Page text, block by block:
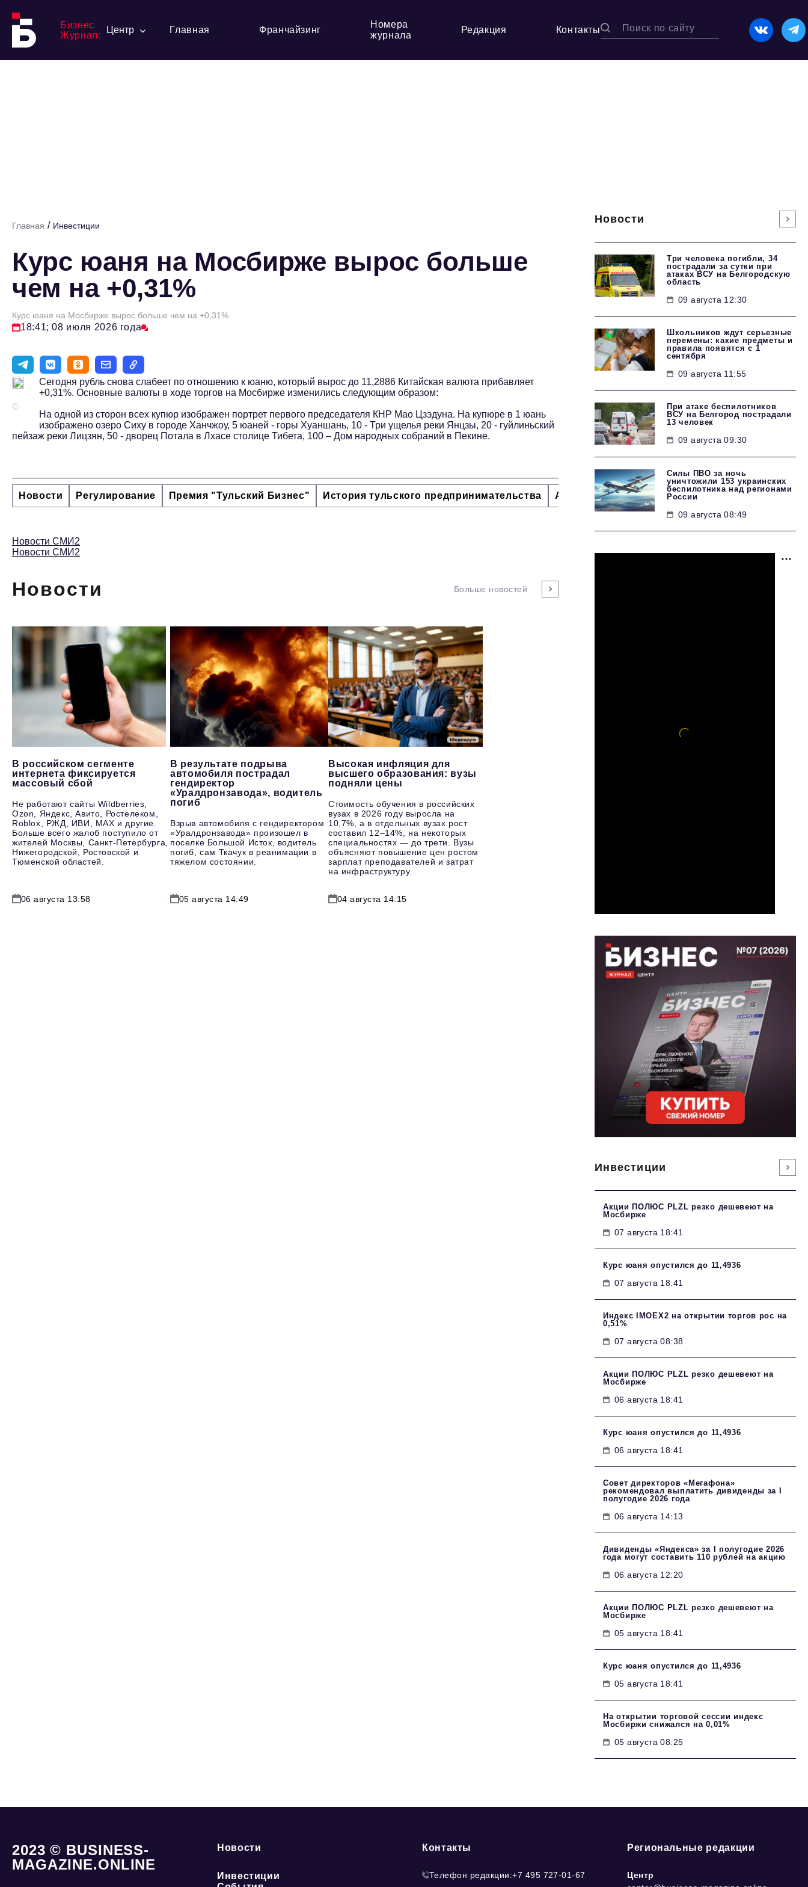
Бизнес
Журнал:
Центр Главная Франчайзинг
Номера
журнала
Редакция Контакты
Главная / Инвестиции
Курс юаня на Мосбирже вырос больше
чем на +0,31%
Курс юаня на Мосбирже вырос больше чем на +0,31%
18:41; 08 июля 2026 года
©
Сегодня рубль снова слабеет по отношению к юаню, который вырос до 11,2886 Китайская валюта прибавляет
+0,31%. Основные валюты в ходе торгов на Мосбирже изменились следующим образом:
На одной из сторон всех купюр изображен портрет первого председателя КНР Мао Цзэдуна. На купюре в 1 юань
изображено озеро Сиху в городе Ханчжоу, 5 юаней - горы Хуаншань, 10 - Три ущелья реки Янцзы, 20 - гуйлиньский
пейзаж реки Лицзян, 50 - дворец Потала в Лхасе столице Тибета, 100 – Дом народных собраний в Пекине.
Новости Регулирование Премия "Тульский Бизнес" История тульского предпринимательства Альтернатива Стиль жизни Тема номера
Новости СМИ2
Новости СМИ2
Новости Больше новостей
В российском сегменте
интернета фиксируется
массовый сбой
Не работают сайты Wildberries,
Ozon, Яндекс, Авито, Ростелеком,
Roblox, РЖД, ИВИ, MAX и другие.
Больше всего жалоб поступило от
жителей Москвы, Санкт-Петербурга,
Нижегородской, Ростовской и
Тюменской областей.
06 августа 13:58
В результате подрыва
автомобиля пострадал
гендиректор
«Уралдронзавода», водитель
погиб
Взрыв автомобиля с гендиректором
«Уралдронзавода» произошел в
поселке Большой Исток, водитель
погиб, сам Ткачук в реанимации в
тяжелом состоянии.
05 августа 14:49
Высокая инфляция для
высшего образования: вузы
подняли цены
Стоимость обучения в российских
вузах в 2026 году выросла на
10,7%, а в отдельных вузах рост
составил 12–14%, на некоторых
специальностях — до трети. Вузы
объясняют повышение цен ростом
зарплат преподавателей и затрат
на инфраструктуру.
04 августа 14:15
Новости
Три человека погибли, 34
пострадали за сутки при
атаках ВСУ на Белгородскую
область
09 августа 12:30
Школьников ждут серьезные
перемены: какие предметы и
правила появятся с 1
сентября
09 августа 11:55
При атаке беспилотников
ВСУ на Белгород пострадали
13 человек
09 августа 09:30
Силы ПВО за ночь
уничтожили 153 украинских
беспилотника над регионами
России
09 августа 08:49
Инвестиции
Акции ПОЛЮС PLZL резко дешевеют на
Мосбирже
07 августа 18:41
Курс юаня опустился до 11,4936
07 августа 18:41
Индекс IMOEX2 на открытии торгов рос на
0,51%
07 августа 08:38
Акции ПОЛЮС PLZL резко дешевеют на
Мосбирже
06 августа 18:41
Курс юаня опустился до 11,4936
06 августа 18:41
Совет директоров «Мегафона»
рекомендовал выплатить дивиденды за I
полугодие 2026 года
06 августа 14:13
Дивиденды «Яндекса» за I полугодие 2026
года могут составить 110 рублей на акцию
06 августа 12:20
Акции ПОЛЮС PLZL резко дешевеют на
Мосбирже
05 августа 18:41
Курс юаня опустился до 11,4936
05 августа 18:41
На открытии торговой сессии индекс
Мосбиржи снижался на 0,01%
05 августа 08:25
2023 © BUSINESS-
MAGAZINE.ONLINE
Новости
Инвестиции
Контакты
Телефон редакции:+7 495 727-01-67
Региональные редакции
Центр